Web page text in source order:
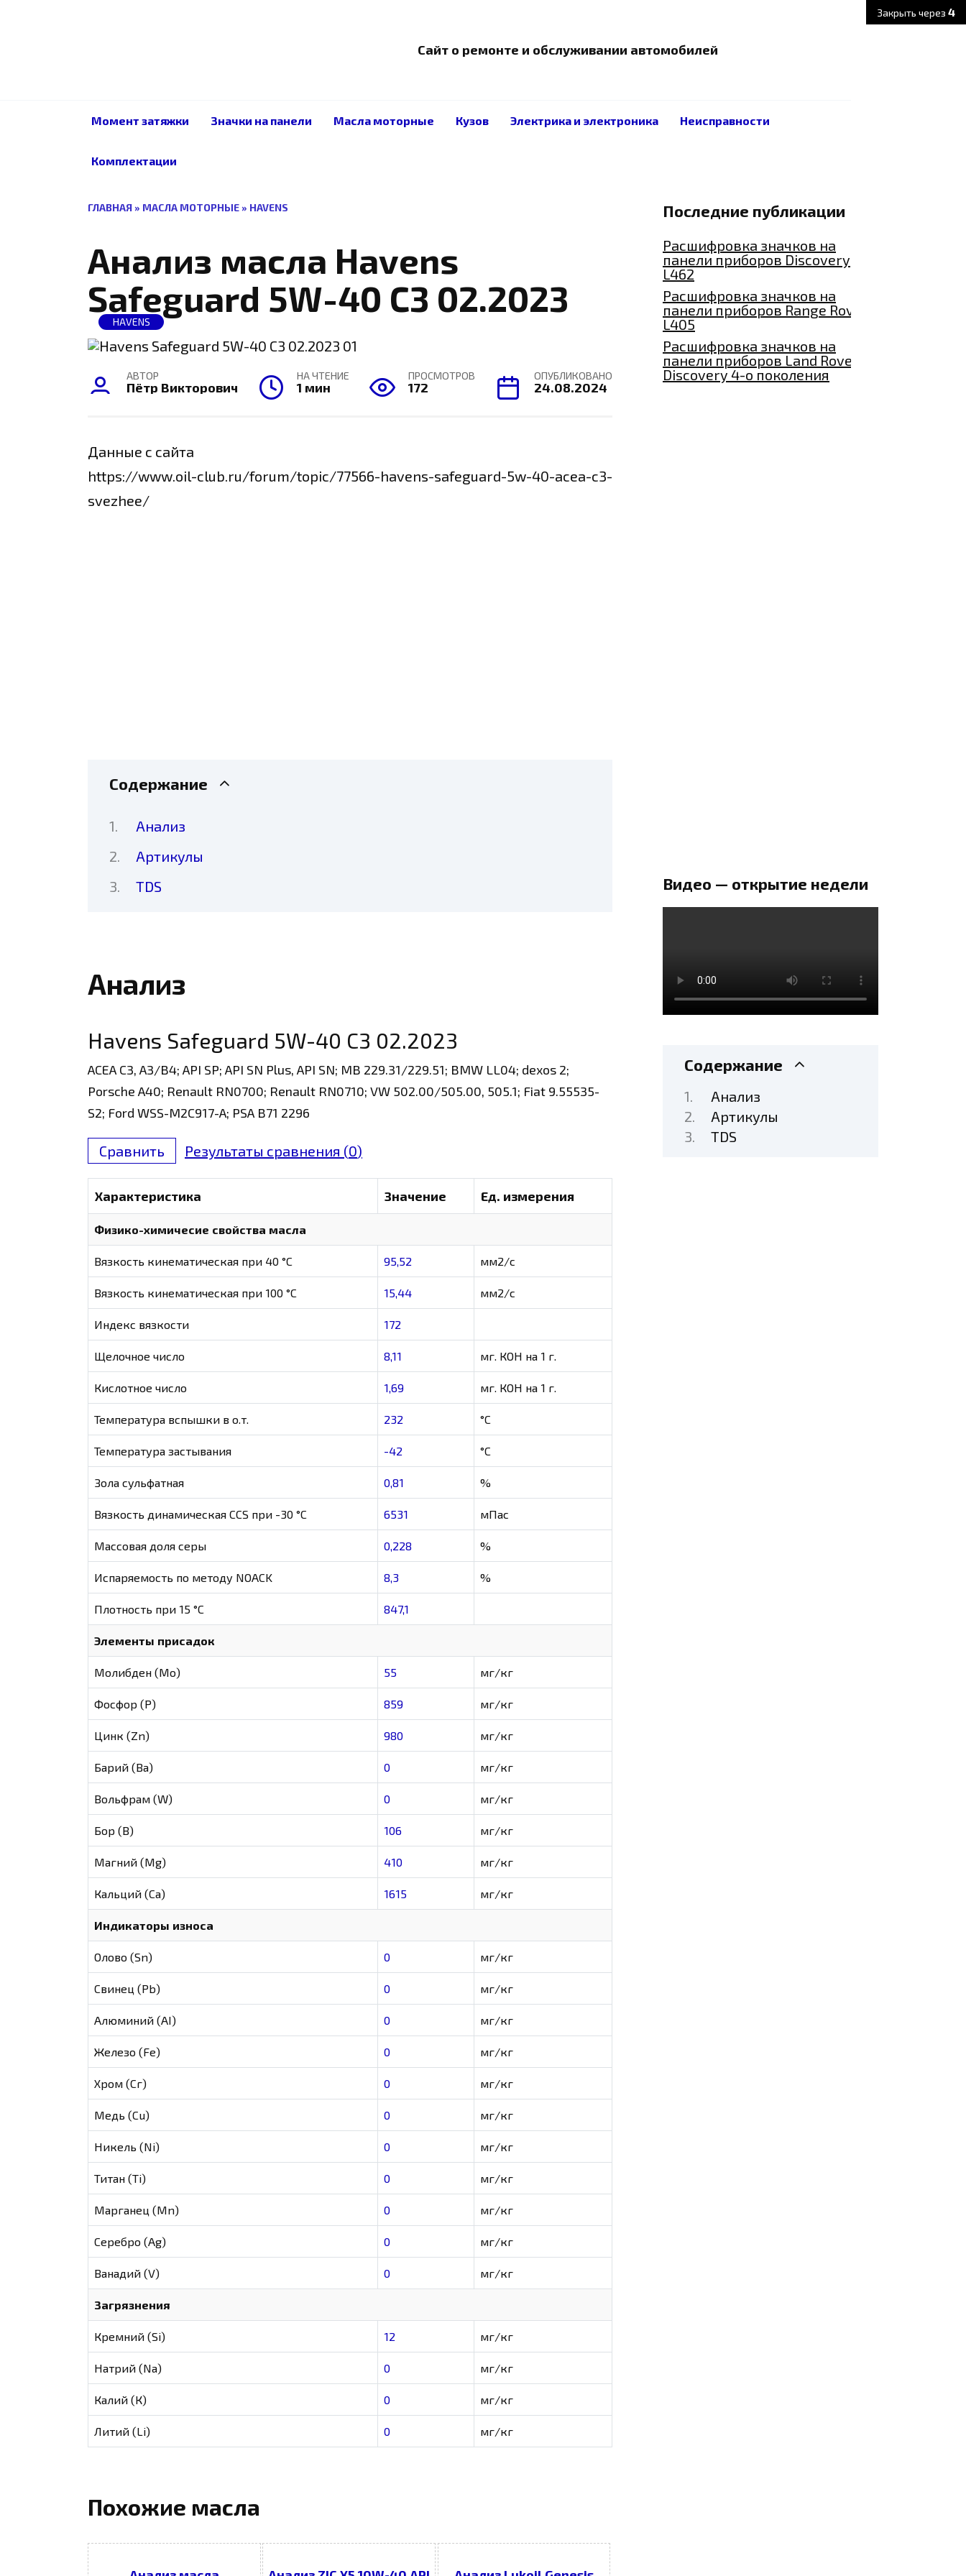
Закрыть через3
Сайт о ремонте и обслуживании автомобилей
Момент затяжки Значки на панели Масла моторные Кузов Электрика и электроника Неисправности
Комплектации
ГЛАВНАЯ » МАСЛА МОТОРНЫЕ » HAVENS
Анализ масла Havens
Safeguard 5W-40 C3 02.2023
HAVENS
АВТОР
Пётр Викторович
НА ЧТЕНИЕ
1 мин
ПРОСМОТРОВ
172
ОПУБЛИКОВАНО
24.08.2024
Данные с сайта
https://www.oil-club.ru/forum/topic/77566-havens-safeguard-5w-40-acea-c3-
svezhee/
Содержание
Анализ
Артикулы
TDS
Анализ
Havens Safeguard 5W-40 C3 02.2023
ACEA C3, A3/B4; API SP; API SN Plus, API SN; MB 229.31/229.51; BMW LL04; dexos 2;
Porsche A40; Renault RN0700; Renault RN0710; VW 502.00/505.00, 505.1; Fiat 9.55535-
S2; Ford WSS-M2C917-A; PSA B71 2296
Сравнить Результаты сравнения (0)
Характеристика Значение Ед. измерения
Физико-химичесие свойства масла
Вязкость кинематическая при 40 °С 95,52 мм2/с
Вязкость кинематическая при 100 °С 15,44 мм2/с
Индекс вязкости 172
Щелочное число 8,11 мг. КОН на 1 г.
Кислотное число 1,69 мг. КОН на 1 г.
Температура вспышки в о.т. 232 °C
Температура застывания -42 °C
Зола сульфатная 0,81 %
Вязкость динамическая CCS при -30 °С 6531 мПас
Массовая доля серы 0,228 %
Испаряемость по методу NOACK 8,3 %
Плотность при 15 °C 847,1
Элементы присадок
Молибден (Мо) 55 мг/кг
Фосфор (Р) 859 мг/кг
Цинк (Zn) 980 мг/кг
Барий (Ва) 0 мг/кг
Вольфрам (W) 0 мг/кг
Бор (В) 106 мг/кг
Магний (Mg) 410 мг/кг
Кальций (Са) 1615 мг/кг
Индикаторы износа
Олово (Sn) 0 мг/кг
Свинец (Pb) 0 мг/кг
Алюминий (AI) 0 мг/кг
Железо (Fe) 0 мг/кг
Хром (Сг) 0 мг/кг
Медь (Cu) 0 мг/кг
Никель (Ni) 0 мг/кг
Титан (Ti) 0 мг/кг
Марганец (Mn) 0 мг/кг
Серебро (Ag) 0 мг/кг
Ванадий (V) 0 мг/кг
Загрязнения
Кремний (Si) 12 мг/кг
Натрий (Na) 0 мг/кг
Калий (К) 0 мг/кг
Литий (Li) 0 мг/кг
Похожие масла
Последние публикации
Расшифровка значков на
панели приборов Discovery
L462
Расшифровка значков на
панели приборов Range Rover
L405
Расшифровка значков на
панели приборов Land Rover
Discovery 4-о поколения
Видео — открытие недели
Содержание
Анализ
Артикулы
TDS